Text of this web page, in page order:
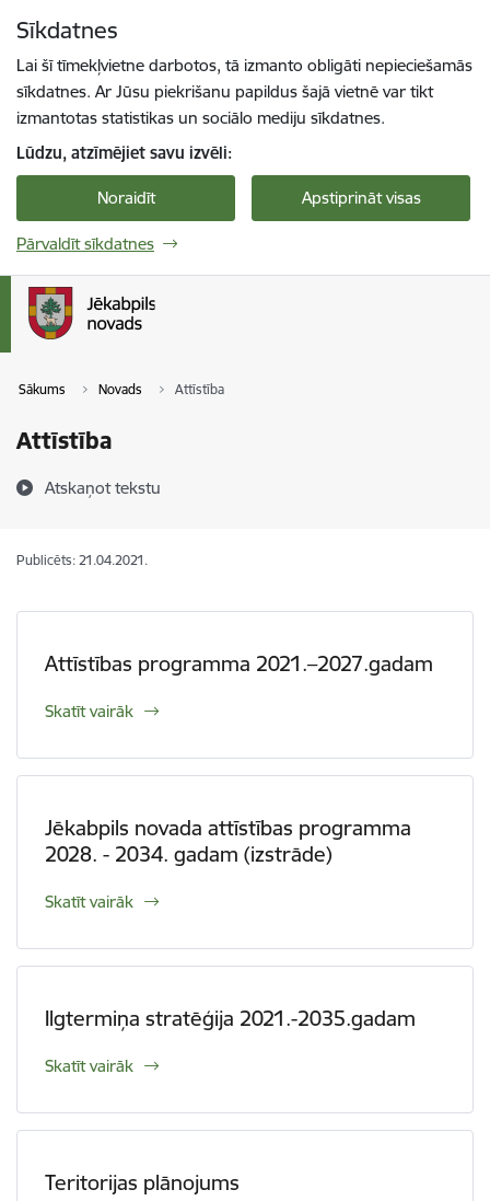
Sīkdatnes
Lai šī tīmekļvietne darbotos, tā izmanto obligāti nepieciešamās
sīkdatnes. Ar Jūsu piekrišanu papildus šajā vietnē var tikt
izmantotas statistikas un sociālo mediju sīkdatnes.
Lūdzu, atzīmējiet savu izvēli:
Noraidīt Apstiprināt visas
Pārvaldīt sīkdatnes
Sākums Novads Attīstība
Attīstība
Atskaņot tekstu
Publicēts: 21.04.2021.
Attīstības programma 2021.–2027.gadam
Skatīt vairāk
Jēkabpils novada attīstības programma
2028. - 2034. gadam (izstrāde)
Skatīt vairāk
Ilgtermiņa stratēģija 2021.-2035.gadam
Skatīt vairāk
Teritorijas plānojums